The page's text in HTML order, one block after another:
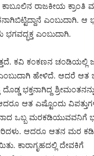
ಕಾಬೂಲಿನ ರಾಜಕೀಯ ಕ್ರಾಂತಿ
ಎಂಬುದಾಗಿ. ಆ
ಎಂಬುದಾಗಿ.
ಕವಿ ಕಂಕಣನ ಚಂಡಿಯಲ್ಲಿ
ಎಂಬುದಾಗಿ ಹೇಳಿದೆ. ಆದರೆ
ಭಕ್ತನಾಗಿದ್ದ
ಆತ ಎಷ್ಟೊಂದು
ಒಬ್ಬ
ಆದರೂ ಆತನ ಮರ
ಕಾರಾಗೃಹದಲ್ಲಿ ದೇವಕಿಗೆ